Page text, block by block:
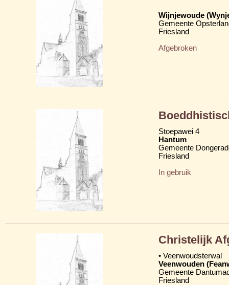
Wijnjewoude
Gemeente
Friesland
Afgebroken
Stoepawei 4
Hantum
Gemeente
Friesland
In gebruik
Christelijk
• Veenwoudsterwal
Veenwouden
Gemeente
Friesland